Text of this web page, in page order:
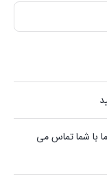
با شما تماس می